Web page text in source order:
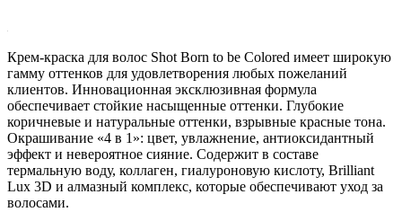
Крем-краска для волос Shot Born to be Colored имеет широкую
гамму оттенков для удовлетворения любых пожеланий
клиентов. Инновационная эксклюзивная формула
обеспечивает стойкие насыщенные оттенки. Глубокие
коричневые и натуральные оттенки, взрывные красные тона.
Окрашивание «4 в 1»: цвет, увлажнение, антиоксидантный
эффект и невероятное сияние. Содержит в составе
термальную воду, коллаген, гиалуроновую кислоту, Brilliant
Lux 3D и алмазный комплекс, которые обеспечивают уход за
волосами.